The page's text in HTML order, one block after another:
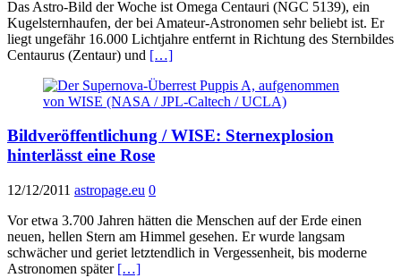
Das Astro-Bild der Woche ist Omega Centauri (NGC 5139), ein
Kugelsternhaufen, der bei Amateur-Astronomen sehr beliebt ist. Er
liegt ungefähr 16.000 Lichtjahre entfernt in Richtung des Sternbildes
Centaurus (Zentaur) und […]
Bildveröffentlichung / WISE: Sternexplosion
hinterlässt eine Rose
12/12/2011 astropage.eu 0
Vor etwa 3.700 Jahren hätten die Menschen auf der Erde einen
neuen, hellen Stern am Himmel gesehen. Er wurde langsam
schwächer und geriet letztendlich in Vergessenheit, bis moderne
Astronomen später […]